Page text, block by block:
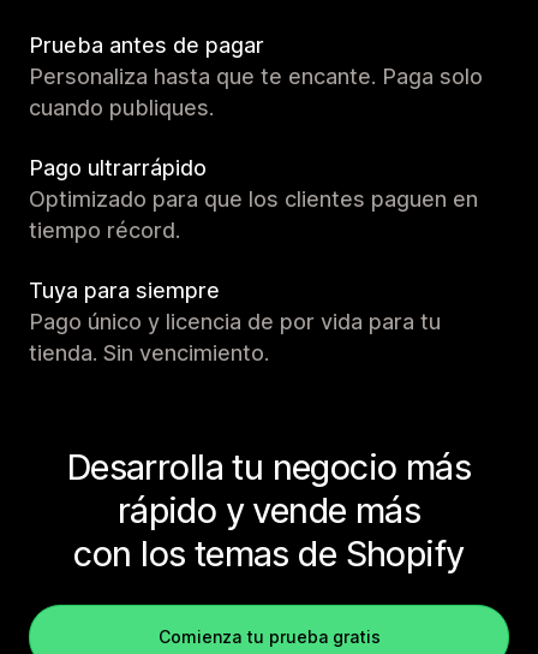
Prueba antes de pagar
Personaliza hasta que te encante. Paga solo
cuando publiques.
Pago ultrarrápido
Optimizado para que los clientes paguen en
tiempo récord.
Tuya para siempre
Pago único y licencia de por vida para tu
tienda. Sin vencimiento.
Desarrolla tu negocio más
rápido y vende más
con los temas de Shopify
Comienza tu prueba gratis